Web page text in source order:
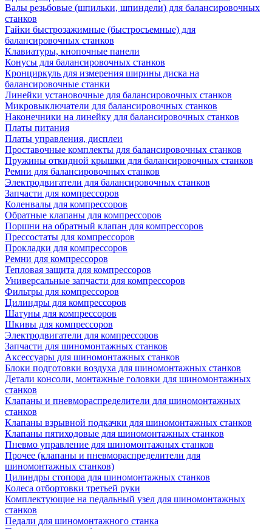
Валы резьбовые (шпильки, шпиндели) для балансировочных
станков
Гайки быстрозажимные (быстросъемные) для
балансировочных станков
Клавиатуры, кнопочные панели
Конусы для балансировочных станков
Кронциркуль для измерения ширины диска на
балансировочные станки
Линейки установочные для балансировочных станков
Микровыключатели для балансировочных станков
Наконечники на линейку для балансировочных станков
Платы питания
Платы управления, дисплеи
Проставочные комплекты для балансировочных станков
Пружины откидной крышки для балансировочных станков
Ремни для балансировочных станков
Электродвигатели для балансировочных станков
Запчасти для компрессоров
Коленвалы для компрессоров
Обратные клапаны для компрессоров
Поршни на обратный клапан для компрессоров
Прессостаты для компрессоров
Прокладки для компрессоров
Ремни для компрессоров
Тепловая защита для компрессоров
Универсальные запчасти для компрессоров
Фильтры для компрессоров
Цилиндры для компрессоров
Шатуны для компрессоров
Шкивы для компрессоров
Электродвигатели для компрессоров
Запчасти для шиномонтажных станков
Аксессуары для шиномонтажных станков
Блоки подготовки воздуха для шиномонтажных станков
Детали консоли, монтажные головки для шиномонтажных
станков
Клапаны и пневмораспределители для шиномонтажных
станков
Клапаны взрывной подкачки для шиномонтажных станков
Клапаны пятиходовые для шиномонтажных станков
Пневмо управление для шиномонтажных станков
Прочее (клапаны и пневмораспределители для
шиномонтажных станков)
Цилиндры стопора для шиномонтажных станков
Колеса отбортовки третьей руки
Комплектующие на педальный узел для шиномонтажных
станков
Педали для шиномонтажного станка